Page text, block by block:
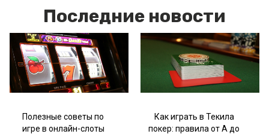
Последние новости
Полезные советы по
игре в онлайн-слоты
Как играть в Текила
покер: правила от А до